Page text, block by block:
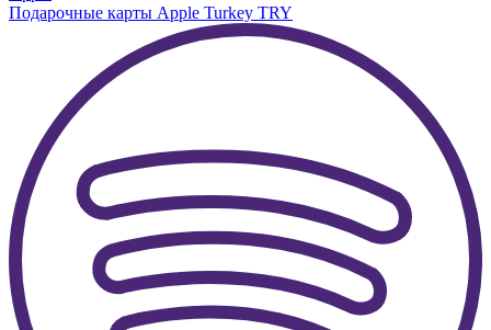
Подарочные карты Apple Turkey TRY